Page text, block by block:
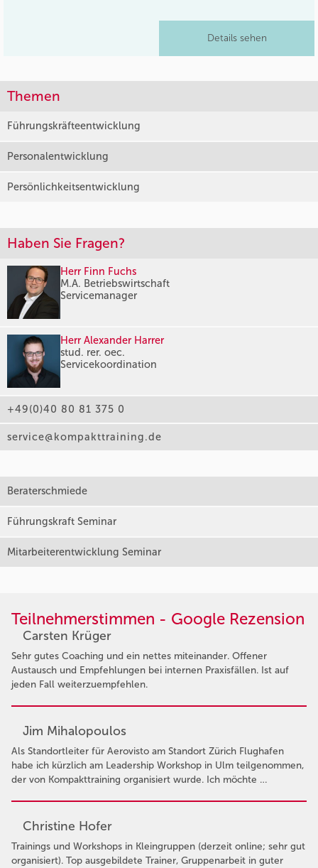
Details sehen
Themen
Führungskräfteentwicklung
Personalentwicklung
Persönlichkeitsentwicklung
Haben Sie Fragen?
Herr Finn Fuchs
M.A. Betriebswirtschaft
Servicemanager
Herr Alexander Harrer
stud. rer. oec.
Servicekoordination
+49(0)40 80 81 375 0
service@kompakttraining.de
Beraterschmiede
Führungskraft Seminar
Mitarbeiterentwicklung Seminar
Teilnehmerstimmen - Google Rezension
Carsten Krüger
Sehr gutes Coaching und ein nettes miteinander. Offener
Austausch und Empfehlungen bei internen Praxisfällen. Ist auf
jeden Fall weiterzuempfehlen.
Jim Mihalopoulos
Als Standortleiter für Aerovisto am Standort Zürich Flughafen
habe ich kürzlich am Leadership Workshop in Ulm teilgenommen,
der von Kompakttraining organisiert wurde. Ich möchte …
Christine Hofer
Trainings und Workshops in Kleingruppen (derzeit online; sehr gut
organisiert). Top ausgebildete Trainer, Gruppenarbeit in guter